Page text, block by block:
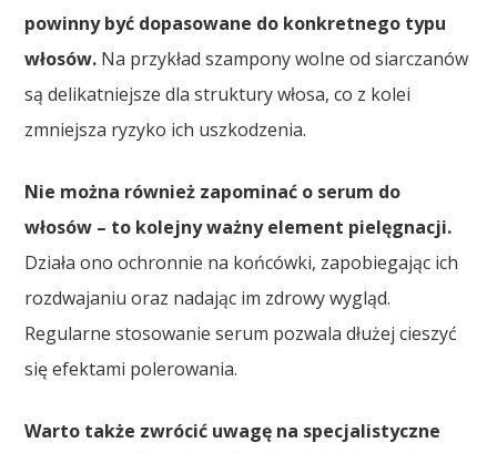
powinny być dopasowane do konkretnego typu
włosów. Na przykład szampony wolne od siarczanów
są delikatniejsze dla struktury włosa, co z kolei
zmniejsza ryzyko ich uszkodzenia.
Nie można również zapominać o serum do
włosów – to kolejny ważny element pielęgnacji.
Działa ono ochronnie na końcówki, zapobiegając ich
rozdwajaniu oraz nadając im zdrowy wygląd.
Regularne stosowanie serum pozwala dłużej cieszyć
się efektami polerowania.
Warto także zwrócić uwagę na specjalistyczne